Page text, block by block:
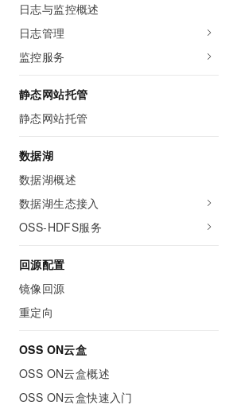
日志与监控概述
日志管理
监控服务
静态网站托管
静态网站托管
数据湖
数据湖概述
数据湖生态接入
OSS-HDFS服务
回源配置
镜像回源
重定向
OSS ON云盒
OSS ON云盒概述
OSS ON云盒快速入门